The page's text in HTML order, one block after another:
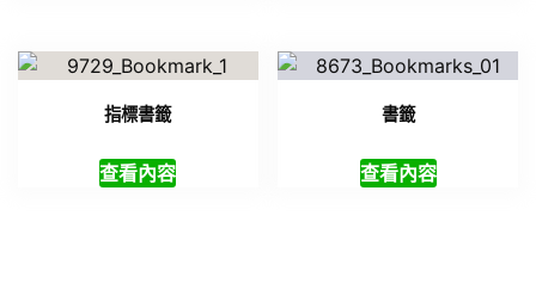
指標書籤
查看內容
書籤
查看內容